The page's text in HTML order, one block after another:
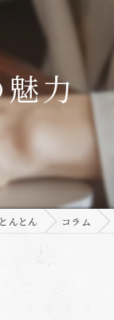
宴会
梅出汁
力
んとん コラム